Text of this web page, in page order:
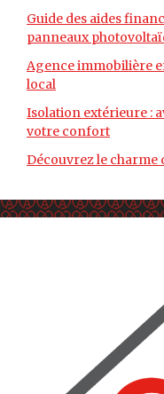
Guide des aides
panneaux
Agence immobilière
local
Isolation extérieure :
votre confort
Découvrez le charme